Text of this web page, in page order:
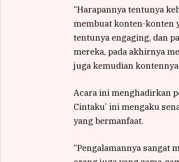
“Harapannya tentunya
membuat konten-konten
tentunya engaging, dan
mereka, pada akhirnya
juga kemudian
Acara ini menghadirkan
Cintaku’ ini mengaku
yang bermanfaat.
“Pengalamannya sangat